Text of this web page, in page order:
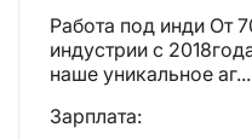
Работа под инди От 700 000₽ в месяц Мы в
индустрии с
наше уникальное аг...
Зарплата: